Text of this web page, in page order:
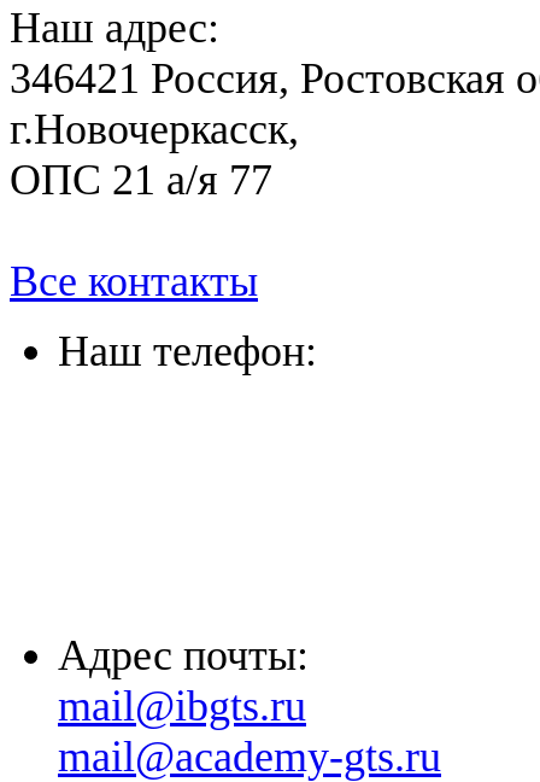
Наш адрес:
346421 Россия, Ростовская
г.Новочеркасск,
ОПС 21 а/я 77
Все контакты
Наш телефон:
Адрес почты:
mail@ibgts.ru
mail@academy-gts.ru